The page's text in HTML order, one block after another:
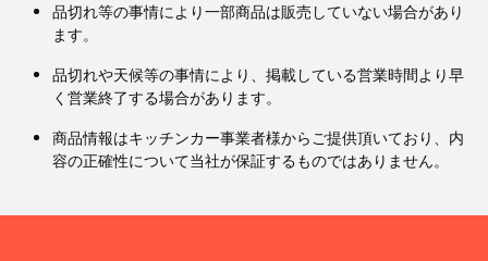
品切れ等の事情により一部商品は販売していない場合があり
ます。
品切れや天候等の事情により、掲載している営業時間より早
く営業終了する場合があります。
商品情報はキッチンカー事業者様からご提供頂いており、内
容の正確性について当社が保証するものではありません。